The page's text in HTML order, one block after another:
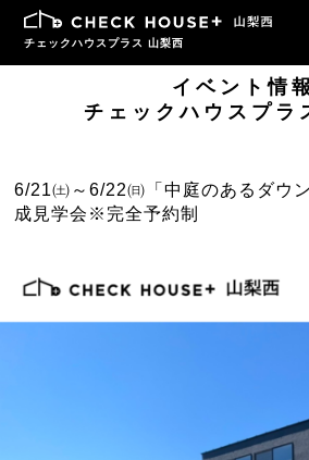
チェックハウスプラス 山梨西
イベント情報
チェックハウスプラ
6/21㈯～6/22㈰「中庭のあるダウ
成見学会※完全予約制